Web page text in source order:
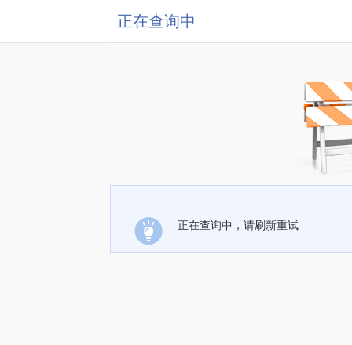
正在查询中
正在查询中，请刷新重试